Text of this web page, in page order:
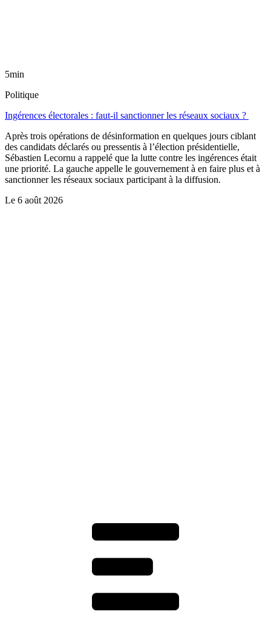
5min
Politique
Ingérences électorales : faut-il sanctionner les réseaux sociaux ?
Après trois opérations de désinformation en quelques jours ciblant
des candidats déclarés ou pressentis à l’élection présidentielle,
Sébastien Lecornu a rappelé que la lutte contre les ingérences était
une priorité. La gauche appelle le gouvernement à en faire plus et à
sanctionner les réseaux sociaux participant à la diffusion.
Le 6 août 2026